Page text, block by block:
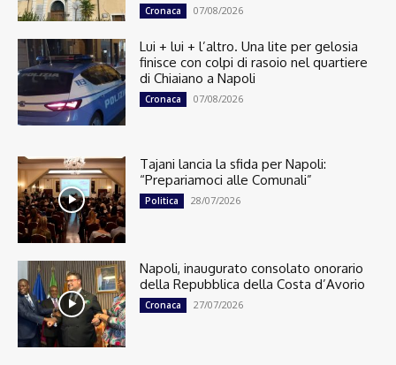
Cronaca 07/08/2026
Lui + lui + l’altro. Una lite per gelosia
finisce con colpi di rasoio nel quartiere
di Chiaiano a Napoli
Cronaca 07/08/2026
Tajani lancia la sfida per Napoli:
“Prepariamoci alle Comunali”
Politica 28/07/2026
Napoli, inaugurato consolato onorario
della Repubblica della Costa d’Avorio
Cronaca 27/07/2026